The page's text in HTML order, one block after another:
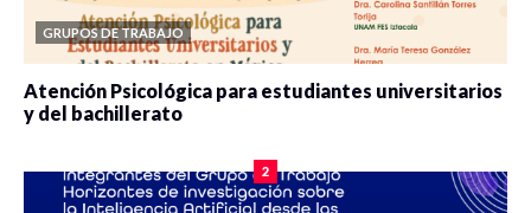
GRUPOS DE TRABAJO
Atención Psicológica para estudiantes universitarios
y del bachillerato
2